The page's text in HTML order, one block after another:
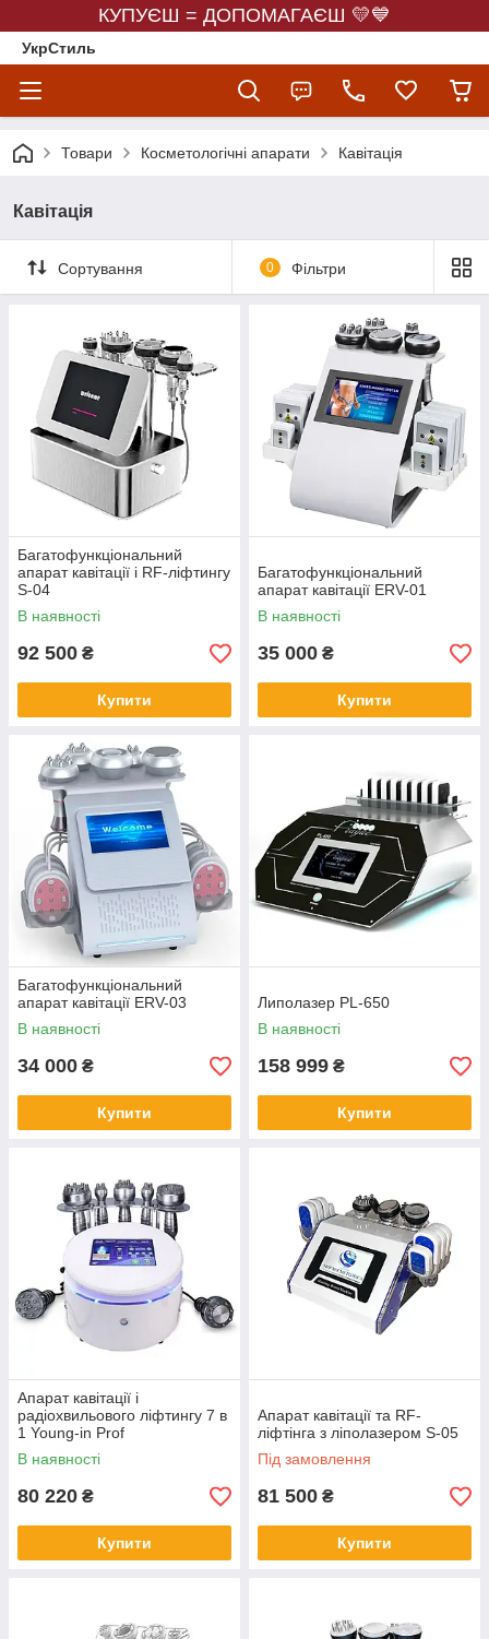
КУПУЄШ = ДОПОМАГАЄШ 💛💙
УкрСтиль
Товари Косметологічні апарати Кавітація
Кавітація
Сортування 0 Фільтри
Багатофункціональний
апарат кавітації і RF-ліфтингу
S-04
В наявності
92 500 ₴
Купити
Багатофункціональний
апарат кавітації ERV-01
В наявності
35 000 ₴
Купити
Багатофункціональний
апарат кавітації ERV-03
В наявності
34 000 ₴
Купити
Липолазер PL-650
В наявності
158 999 ₴
Купити
Апарат кавітації і
радіохвильового ліфтингу 7 в
1 Young-in Prof
В наявності
80 220 ₴
Купити
Апарат кавітації та RF-
ліфтінга з ліполазером S-05
Під замовлення
81 500 ₴
Купити